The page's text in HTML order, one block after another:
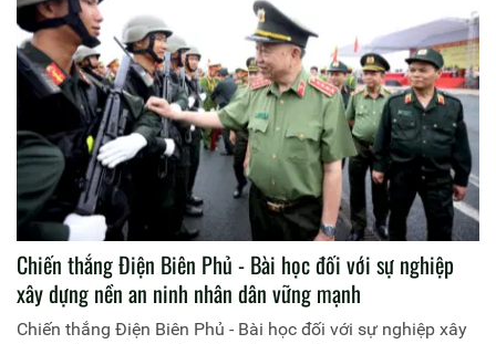
Chiến thắng Điện Biên Phủ - Bài học đối với sự nghiệp
xây dựng nền an ninh nhân dân vững mạnh
Chiến thắng Điện Biên Phủ - Bài học đối với sự nghiệp xây